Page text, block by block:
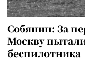
Собянин: За
Москву
беспилотника